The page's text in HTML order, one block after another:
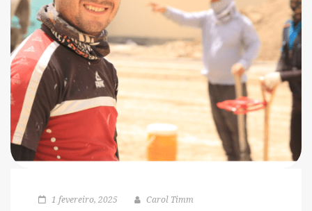
1 fevereiro, 2025
Carol Timm